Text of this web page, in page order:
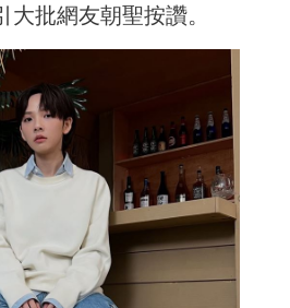
批網友朝聖按讚。